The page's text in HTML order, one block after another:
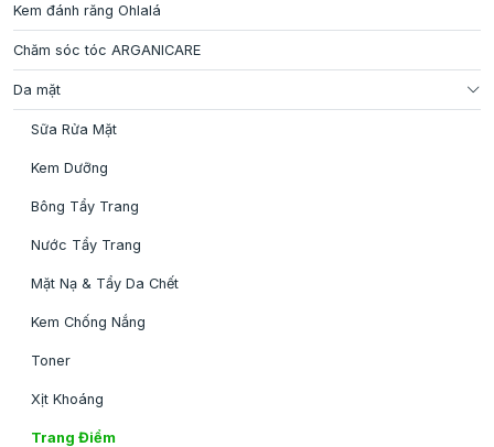
Kem đánh răng Ohlalá
Chăm sóc tóc ARGANICARE
Da mặt
Sữa Rửa Mặt
Kem Dưỡng
Bông Tẩy Trang
Nước Tẩy Trang
Mặt Nạ & Tẩy Da Chết
Kem Chống Nắng
Toner
Xịt Khoáng
Trang Điểm